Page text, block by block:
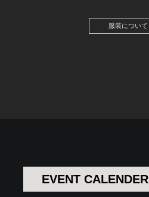
服装について
EVENT CALENDER